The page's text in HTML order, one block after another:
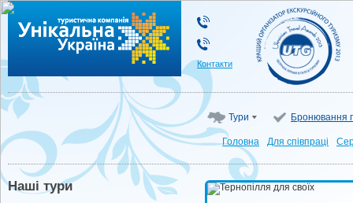
Туристична компанія "Унікальна Україна"
Контакти
Тури Бронювання
Головна Для cпівпраці
Наші тури